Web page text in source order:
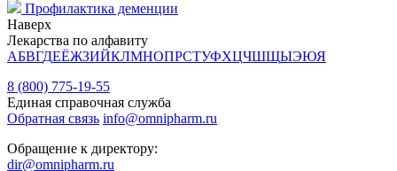
Профилактика деменции
Наверх
Лекарства по алфавиту
АБВГДЕЁЖЗИЙКЛМНОПРСТУФХЦЧШЩЫЭЮЯ
8 (800) 775-19-55
Единая справочная служба
Обратная связь info@omnipharm.ru
Обращение к директору:
dir@omnipharm.ru